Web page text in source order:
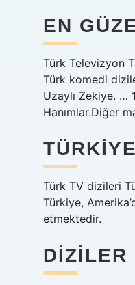
EN
Türk Televizyon
Türk komedi
Uzaylı Zekiye. …
Hanımlar.Diğer
Türk TV dizileri
Türkiye,
etmektedir.
DIZILER